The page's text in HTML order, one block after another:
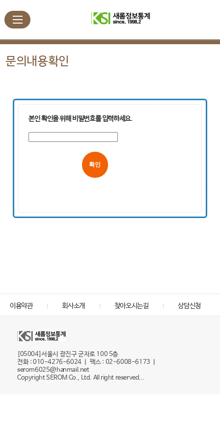
문의내용확인
본인 확인을 위해 비밀번호를 입력하세요.
이용약관 회사소개 찾아오시는길 상담신청
[05004]서울시 광진구 군자로 100 5층
전화 : 010-4276-6024 ㅣ 팩스 : 02-6008-6173 ㅣ
serom6025@hanmail.net
Copyright SEROM Co., Ltd. All right reserved...